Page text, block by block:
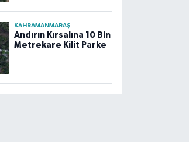
KAHRAMANMARAŞ
Andırın Kırsalına 10 Bin
Metrekare Kilit Parke